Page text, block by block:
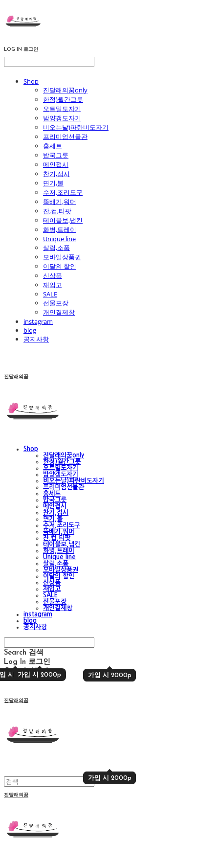
LOG IN 로그인
Shop
진달래의꿈only
한정)월간그릇
오트밀도자기
밤양갱도자기
비오는날)파란비도자기
프리미엄선물관
홈세트
밥국그릇
메인접시
찬기,접시
면기,볼
수저,조리도구
뚝배기,워머
잔,컵,티팟
테이블보,냅킨
화병,트레이
Unique line
살림,소품
모바일상품권
이달의 할인
신상품
재입고
SALE
선물포장
개인결제창
instagram
blog
공지사항
진달래의꿈
Shop
진달래의꿈only
한정)월간그릇
오트밀도자기
밤양갱도자기
비오는날)파란비도자기
프리미엄선물관
홈세트
밥국그릇
메인접시
찬기,접시
면기,볼
수저,조리도구
뚝배기,워머
잔,컵,티팟
테이블보,냅킨
화병,트레이
Unique line
살림,소품
모바일상품권
이달의 할인
신상품
재입고
SALE
선물포장
개인결제창
instagram
blog
공지사항
Search 검색
Log In
시 2000p
로그인
가입 시 2000p 가입 시 2000p
가입 시 2000p
Cart장바구니
진달래의꿈
가입 시 2000p
가입 시 2000p
진달래의꿈